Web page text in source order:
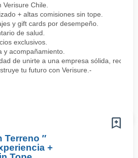
Chile.
+ altas comisiones sin tope.
y gift cards por desempeño.
de salud.
exclusivos.
y acompañamiento.
de unirte a una empresa sólida,
tu futuro con Verisure.-
Terreno ″
+